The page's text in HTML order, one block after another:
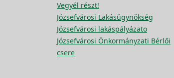
Vegyél részt!
Józsefvárosi Lakásügynökség
Józsefvárosi lakáspályázato
Józsefvárosi Önkormányzati Bérlői
csere